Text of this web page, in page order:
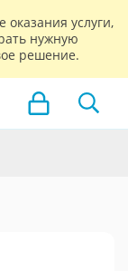
услуги,
нужную
решение.